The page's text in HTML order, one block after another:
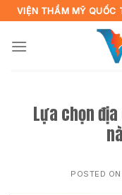
Skip
to
content
VIỆN THẨM MỸ QUỐC
Lựa chọn
POSTED ON